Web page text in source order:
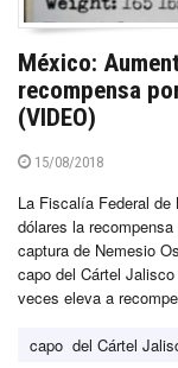
México:
recompensa
(VIDEO)
15/08/2018
La Fiscalía Federal
dólares la
captura de Nemesio
capo del Cártel
veces eleva a
capo del Cártel